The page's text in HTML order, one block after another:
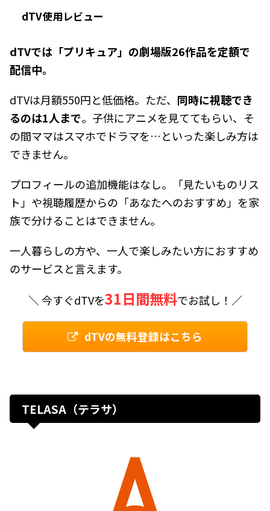
dTV使用レビュー
dTVでは「プリキュア」の劇場版26作品を定額で
配信中。
dTVは月額550円と低価格。ただ、 同時に視聴でき
るのは1人まで。子供にアニメを見ててもらい、そ
の間ママはスマホでドラマを…といった楽しみ方は
できません。
プロフィールの追加機能はなし。「見たいものリス
ト」や視聴履歴からの「あなたへのおすすめ」を家
族で分けることはできません。
一人暮らしの方や、一人で楽しみたい方におすすめ
のサービスと言えます。
＼ 今すぐdTVを31日間無料でお試し！／
dTVの無料登録はこちら
TELASA（テラサ）